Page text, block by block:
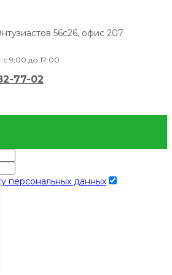
56с26, офис 207
с 9:00 до 17:00
77-02
персональных данных